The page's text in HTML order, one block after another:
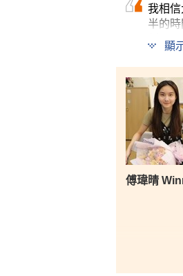
我相
半的
刻。
管由
我會
生活。
顯
傅瑋晴